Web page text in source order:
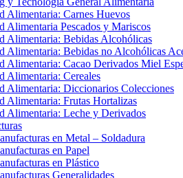
Alimentaria: Carnes Huevos
Alimentaria Pescados y Mariscos
Alimentaria: Bebidas Alcohólicas
Alimentaria: Bebidas no Alcohólicas
Alimentaria: Cacao Derivados Miel
Alimentaria: Cereales
Alimentaria: Diccionarios Colecciones
Alimentaria: Frutas Hortalizas
Alimentaria: Leche y Derivados
en Metal – Soldadura
en Papel
en Plástico
Generalidades